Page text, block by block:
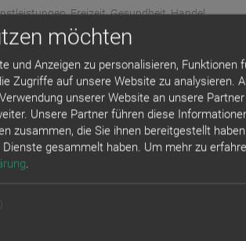
Freizeit, Gesundheit, Handel
Studer
8
i.NB
08773-708898
01578-1954049
www.xn--kruter-
möchten
und Anzeigen zu personalisieren, Funktionen
Zugriffe auf unsere Website zu analysieren.
unserer Website an unsere
Unsere Partner führen diese
zusammen, die Sie ihnen bereitgestellt
gesammelt haben. Um mehr zu
.